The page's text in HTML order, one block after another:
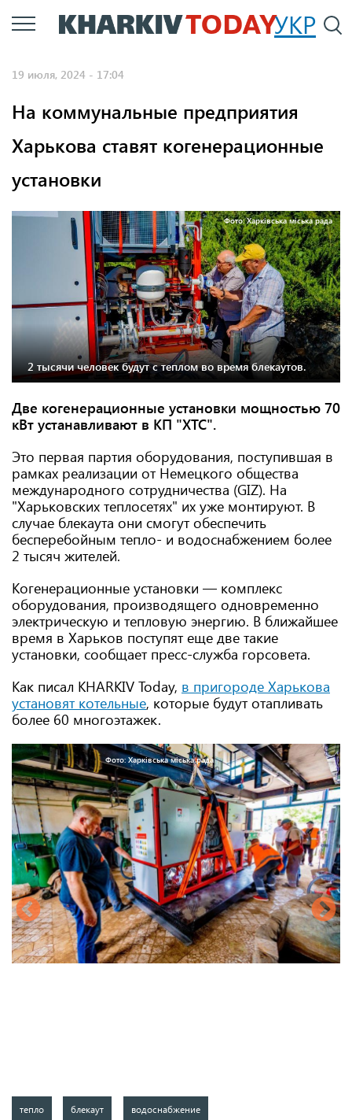
Перейти
к
УКР
19 июля, 2024 - 17:04
На коммунальные предприятия
Харькова ставят когенерационные
установки
Фото: Харківська міська рада
2 тысячи человек будут с теплом во время блекаутов.
Две когенерационные установки мощностью 70
кВт устанавливают в КП "ХТС".
Это первая партия оборудования, поступившая в
рамках реализации от Немецкого общества
международного сотрудничества (GIZ). На
"Харьковских теплосетях" их уже монтируют. В
случае блекаута они смогут обеспечить
бесперебойным тепло- и водоснабжением более
2 тысяч жителей.
Когенерационные установки — комплекс
оборудования, производящего одновременно
электрическую и тепловую энергию. В ближайшее
время в Харьков поступят еще две такие
установки, сообщает пресс-служба горсовета.
Как писал KHARKIV Today, в пригороде Харькова
установят котельные, которые будут отапливать
более 60 многоэтажек.
Фото: Харківська міська рада
тепло блекаут водоснабжение